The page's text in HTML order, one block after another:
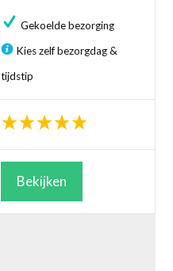
Gekoelde bezorging
Kies zelf bezorgdag &
tijdstip
Bekijken